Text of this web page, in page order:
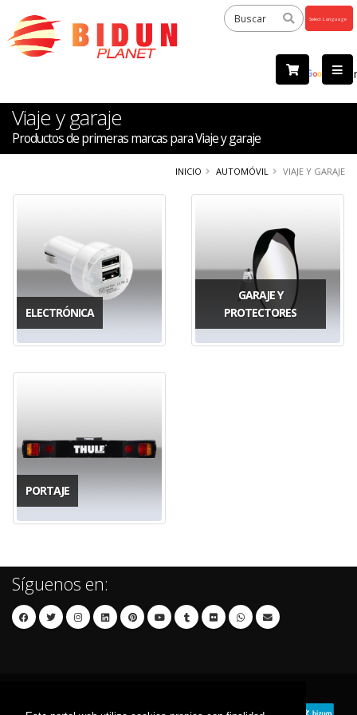
by
Viaje y garaje
Productos de primeras marcas para Viaje y garaje
INICIO AUTOMÓVIL VIAJE Y GARAJE
ELECTRÓNICA
GARAJE Y
PROTECTORES
PORTAJE
Síguenos en: